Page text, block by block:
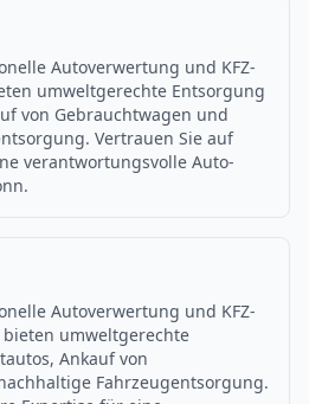
Autoverwertung und KFZ-
umweltgerechte Entsorgung
von Gebrauchtwagen und
Vertrauen Sie auf
verantwortungsvolle Auto-
Autoverwertung und KFZ-
umweltgerechte
Ankauf von
Fahrzeugentsorgung.